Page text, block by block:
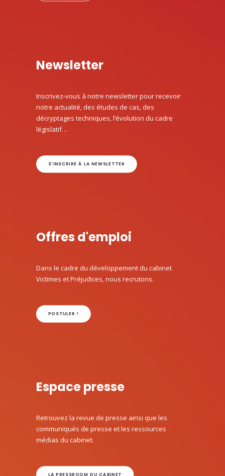
Newsletter
Inscrivez-vous à notre newsletter pour recevoir
notre actualité, des études de cas, des
décryptages techniques, l’évolution du cadre
législatif…
S'INSCRIRE À LA NEWSLETTER
Offres d'emploi
Dans le cadre du développement du cabinet
Victimes et Préjudices, nous recrutons.
POSTULER !
Espace presse
Retrouvez la revue de presse ainsi que les
communiqués de presse et les ressources
médias du cabinet.
LA PRESSROOM DU CABINET